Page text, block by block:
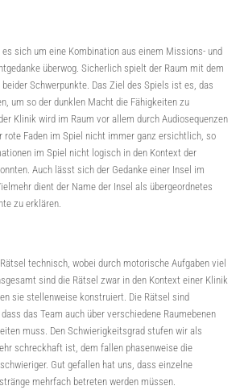
sich um eine Kombination aus einem Missions- und
überwog. Sicherlich spielt der Raum mit dem
Schwerpunkte. Das Ziel des Spiels ist es, das
um so der dunklen Macht die Fähigkeiten zu
Klinik wird im Raum vor allem durch Audiosequenzen
rote Faden im Spiel nicht immer ganz ersichtlich, so
im Spiel nicht logisch in den Kontext der
Auch lässt sich der Gedanke einer Insel im
dient der Name der Insel als übergeordnetes
zu erklären.
technisch, wobei durch motorische Aufgaben viel
sind die Rätsel zwar in den Kontext einer Klinik
sie stellenweise konstruiert. Die Rätsel sind
das Team auch über verschiedene Raumebenen
muss. Den Schwierigkeitsgrad stufen wir als
schreckhaft ist, dem fallen phasenweise die
Gut gefallen hat uns, dass einzelne
mehrfach betreten werden müssen.